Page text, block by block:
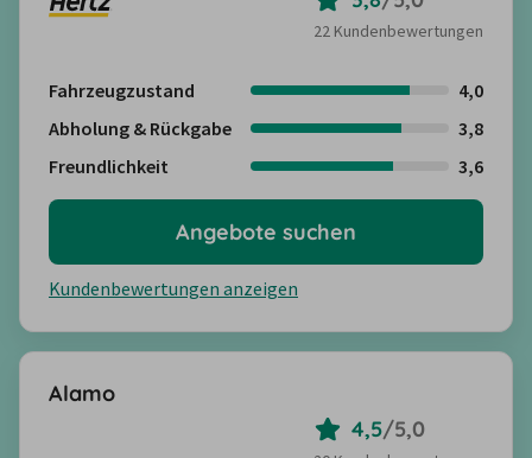
22 Kundenbewertungen
Fahrzeugzustand
4,0
Abholung & Rückgabe
3,8
Freundlichkeit
3,6
Kundenbewertungen anzeigen
Angebote suchen
Alamo
4,5/5,0